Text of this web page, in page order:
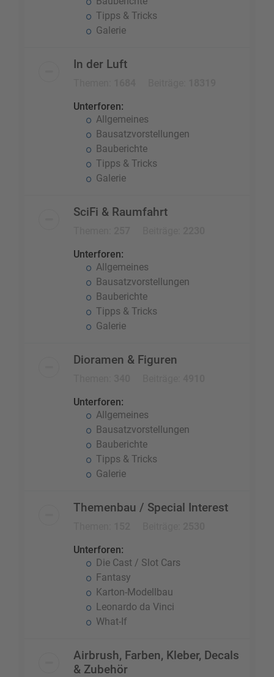
Tipps & Tricks
Galerie
In der Luft
Unterforen:
Allgemeines
Bausatzvorstellungen
Bauberichte
Tipps & Tricks
Galerie
SciFi & Raumfahrt
Unterforen:
Allgemeines
Bausatzvorstellungen
Bauberichte
Tipps & Tricks
Galerie
Dioramen & Figuren
Unterforen:
Allgemeines
Bausatzvorstellungen
Bauberichte
Tipps & Tricks
Galerie
Themenbau / Special Interest
Unterforen:
Die Cast / Slot Cars
Fantasy
Karton-Modellbau
Leonardo da Vinci
What-If
Airbrush, Farben, Kleber, Decals
& Zubehör